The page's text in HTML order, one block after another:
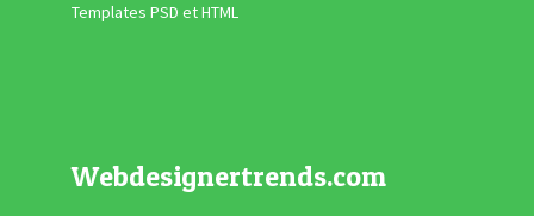
Templates PSD et HTML
Webdesignertrends.com